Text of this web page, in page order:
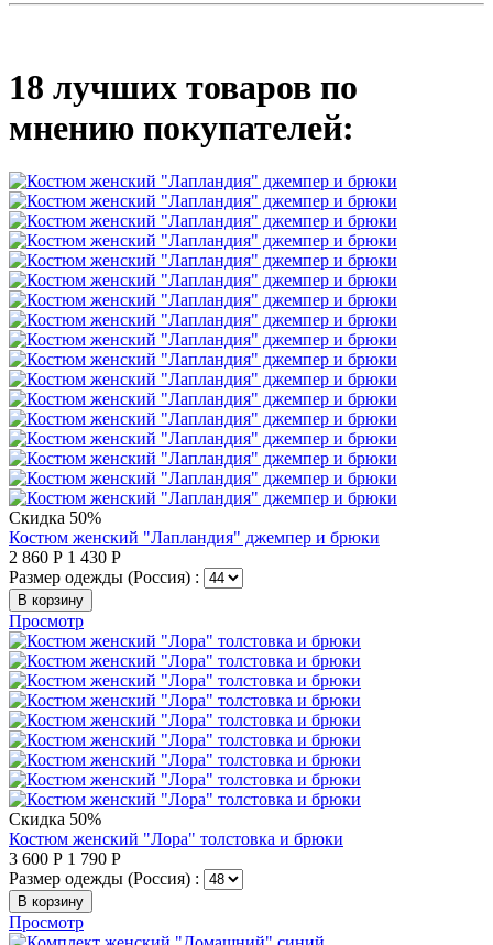
18 лучших товаров по
мнению покупателей:
Скидка 50%
Костюм женский "Лапландия" джемпер и брюки
2 860 Р 1 430 Р
Размер одежды (Россия) :
В корзину
Просмотр
Скидка 50%
Костюм женский "Лора" толстовка и брюки
3 600 Р 1 790 Р
Размер одежды (Россия) :
В корзину
Просмотр